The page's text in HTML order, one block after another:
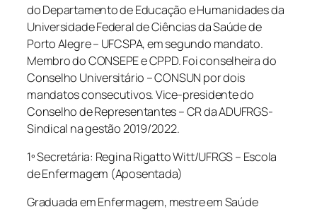
do Departamento de Educação e Humanidades da
Universidade Federal de Ciências da Saúde de
Porto Alegre – UFCSPA, em segundo mandato.
Membro do CONSEPE e CPPD. Foi conselheira do
Conselho Universitário – CONSUN por dois
mandatos consecutivos. Vice-presidente do
Conselho de Representantes – CR da ADUFRGS-
Sindical na gestão 2019/2022.
1º Secretária: Regina Rigatto Witt/UFRGS – Escola
de Enfermagem (Aposentada)
Graduada em Enfermagem, mestre em Saúde